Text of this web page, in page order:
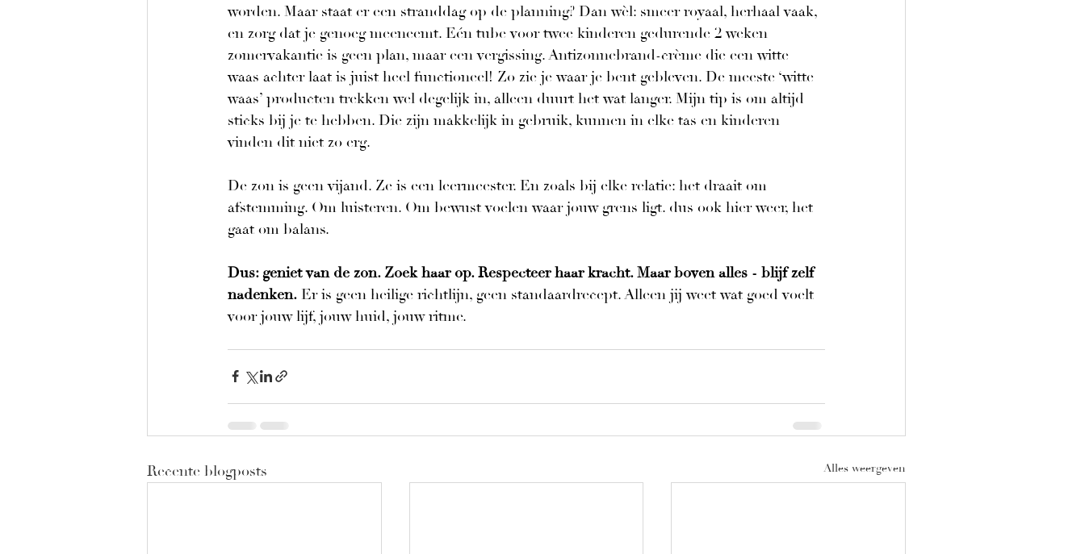
worden. Maar staat er een stranddag op de planning? Dan wèl: smeer royaal, herhaal vaak,
en zorg dat je genoeg meeneemt. Eén tube voor twee kinderen gedurende 2 weken
zomervakantie is geen plan, maar een vergissing. Antizonnebrand-crème die een witte
waas achter laat is juist heel functioneel! Zo zie je waar je bent gebleven. De meeste ‘witte
waas’ producten trekken wel degelijk in, alleen duurt het wat langer. Mijn tip is om altijd
sticks bij je te hebben. Die zijn makkelijk in gebruik, kunnen in elke tas en kinderen
vinden dit niet zo erg.
De zon is geen vijand. Ze is een leermeester. En zoals bij elke relatie: het draait om
afstemming. Om luisteren. Om bewust voelen waar jouw grens ligt. dus ook hier weer, het
gaat om balans.
Dus: geniet van de zon. Zoek haar op. Respecteer haar kracht. Maar boven alles - blijf zelf
nadenken. Er is geen heilige richtlijn, geen standaardrecept. Alleen jij weet wat goed voelt
voor jouw lijf, jouw huid, jouw ritme.
Recente blogposts Alles weergeven